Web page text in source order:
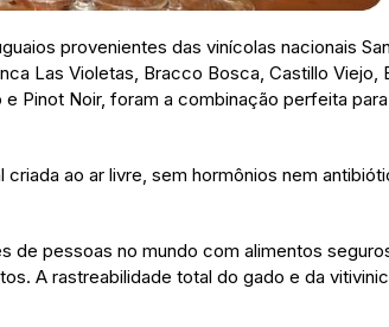
provenientes das vinícolas nacionais
Las Violetas, Bracco Bosca, Castillo
Pinot Noir, foram a combinação perfeita
ao ar livre, sem hormônios nem
de pessoas no mundo com alimentos
A rastreabilidade total do gado e da